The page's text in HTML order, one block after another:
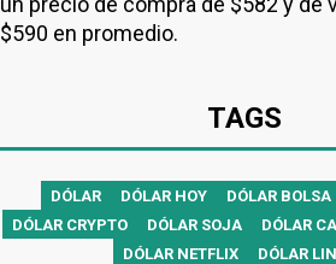
$590 en promedio.
TAGS
DÓLAR DÓLAR HOY DÓLAR BOLSA
DÓLAR CRYPTO
DÓLAR SOJA DÓLAR
DÓLAR NETFLIX
DÓLAR